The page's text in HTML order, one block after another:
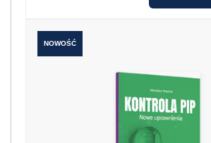
NOWOŚĆ